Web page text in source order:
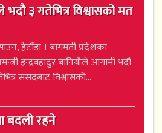
भदौ ३ गतेभित्र विश्वासको मत
हेटौंडा । बागमती प्रदेशका
इन्द्रबहादुर बानियाँले आगामी भदौ
संसदबाट विश्वासको...
बदली रहने